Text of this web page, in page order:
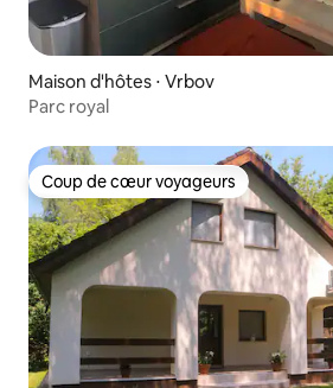
Maison d'hôtes ⋅ Vrbov
Parc royal
Coup de cœur voyageurs
Coup de cœur voyageurs